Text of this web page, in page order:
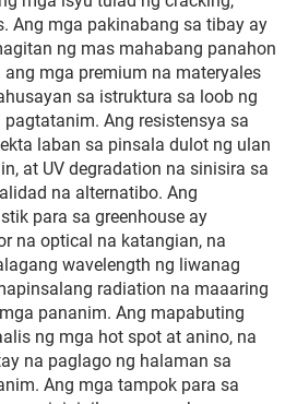
Ang mga pakinabang sa tibay ay
ng mas mahabang panahon
ang mga premium na materyales
sa istruktura sa loob ng
Ang resistensya sa
laban sa pinsala dulot ng ulan
at UV degradation na sinisira sa
na alternatibo. Ang
para sa greenhouse ay
na optical na katangian, na
wavelength ng liwanag
radiation na maaaring
pananim. Ang mapabuting
ng mga hot spot at anino, na
na paglago ng halaman sa
Ang mga tampok para sa